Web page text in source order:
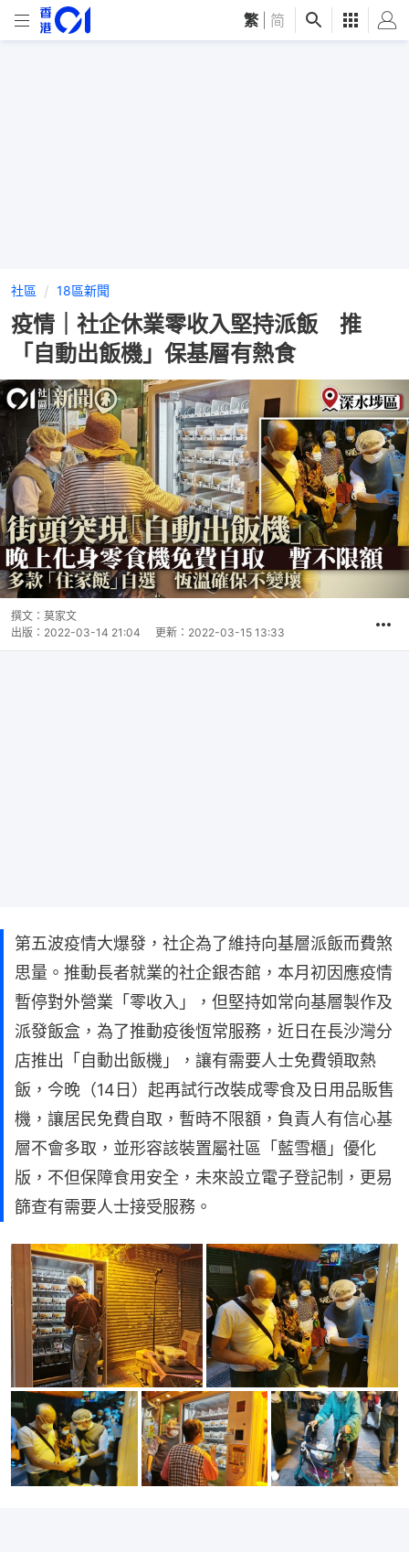
繁 简
社區 18區新聞
疫情｜社企休業零收入堅持派飯 推
「自動出飯機」保基層有熱食
撰文： 莫家文
出版： 2022-03-14 21:04 更新： 2022-03-15 13:33
第五波疫情大爆發，社企為了維持向基層派飯而費煞
思量。推動長者就業的社企銀杏館，本月初因應疫情
暫停對外營業「零收入」，但堅持如常向基層製作及
派發飯盒，為了推動疫後恆常服務，近日在長沙灣分
店推出「自動出飯機」，讓有需要人士免費領取熱
飯，今晚（14日）起再試行改裝成零食及日用品販售
機，讓居民免費自取，暫時不限額，負責人有信心基
層不會多取，並形容該裝置屬社區「藍雪櫃」優化
版，不但保障食用安全，未來設立電子登記制，更易
篩查有需要人士接受服務。